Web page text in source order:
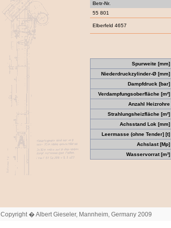
Betr-Nr.
55 801
Elberfeld 4657
Spurweite [mm]
Niederdruckzylinder-Ø [mm]
Dampfdruck [bar]
Verdampfungsoberfläche [m²]
Anzahl Heizrohre
Strahlungsheizfläche [m²]
Achsstand Lok [mm]
Leermasse (ohne Tender] [t]
Achslast [Mp]
Wasservorrat [m³]
Copyright � Albert Gieseler, Mannheim, Germany 2009